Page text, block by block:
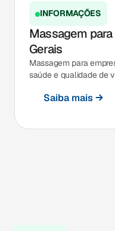
INFORMAÇÕES
Massagem
Gerais
Massagem para
saúde e qualidade de
Saiba mais